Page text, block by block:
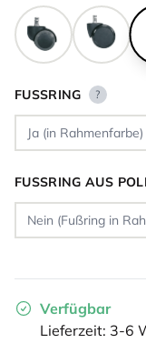
FUSSRING ?
FUSSRING AUS
Verfügbar
Lieferzeit: 3-6